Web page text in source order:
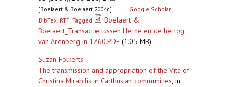
[Boelaert & Boelaert 2004c]
Google Scholar
BibTex RTF Tagged
Boelaert &
Boelaert_Transactie tussen Herne en de hertog
van Arenberg in 1760.PDF (1.05 MB)
Suzan Folkerts
The transmission and appropriation of the Vita of
Christina Mirabilis in Carthusian communities, in: